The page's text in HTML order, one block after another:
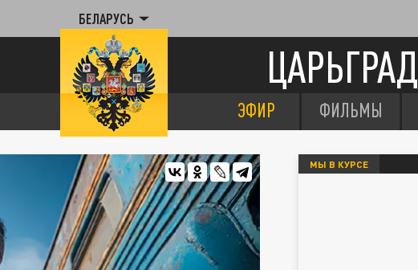
БЕЛАРУСЬ
ЦАРЬГРАД
ЭФИР ФИЛЬМЫ
МЫ В КУРСЕ